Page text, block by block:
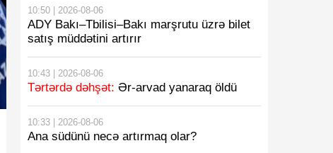
10:50 | 2026-08-06
ADY Bakı–Tbilisi–Bakı marşrutu üzrə bilet
satış müddətini artırır
10:43 | 2026-08-06
Tərtərdə dəhşət: Ər-arvad yanaraq öldü
10:33 | 2026-08-06
Ana südünü necə artırmaq olar?